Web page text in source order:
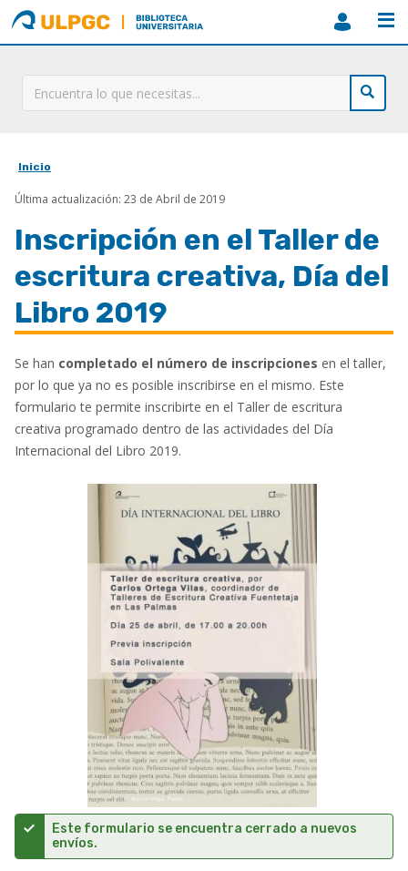
ULPGC
Biblioteca
ULPGC
Sobrescribir
enlaces
de
a
la
Inicio
Última actualización: 23 de Abril de 2019
Inscripción en el Taller de
escritura creativa, Día del
Libro 2019
Se han completado el número de inscripciones en el taller,
por lo que ya no es posible inscribirse en el mismo. Este
formulario te permite inscribirte en el Taller de escritura
creativa programado dentro de las actividades del Día
Internacional del Libro 2019.
Mensaje
Este formulario se encuentra cerrado a nuevos
envíos.